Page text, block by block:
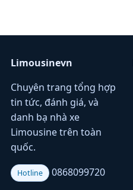
Limousinevn
Chuyên trang tổng hợp
tin tức, đánh giá, và
danh bạ nhà xe
Limousine trên toàn
quốc.
Hotline 0868099720